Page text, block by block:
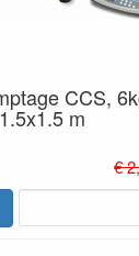
CCS,
m
€